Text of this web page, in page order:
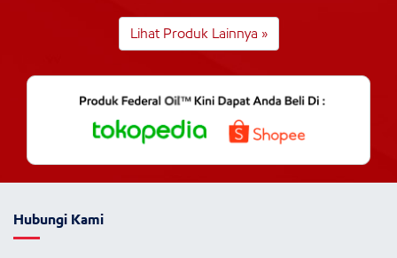
Lihat Produk Lainnya »
Hubungi Kami